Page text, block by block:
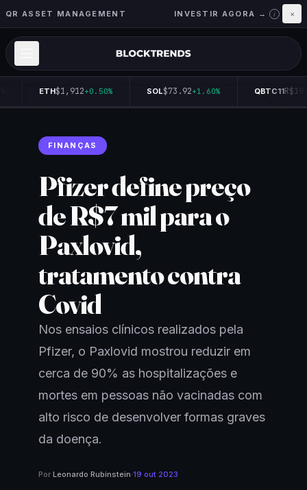
QR ASSET MANAGEMENT INVESTIR AGORA → i ×
ETH$1,912+0.50% SOL$73.92+1.60% QBTC11
FINANÇAS
Pfizer define preço
de R$7 mil para o
Paxlovid,
tratamento contra
Covid
Nos ensaios clínicos realizados pela
Pfizer, o Paxlovid mostrou reduzir em
cerca de 90% as hospitalizações e
mortes em pessoas não vacinadas com
alto risco de desenvolver formas graves
da doença.
Por Leonardo Rubinstein·19 out 2023